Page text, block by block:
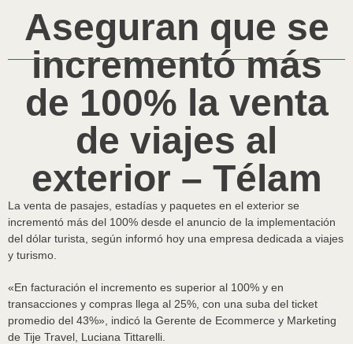
Aseguran que se
incrementó más
de 100% la venta
de viajes al
exterior – Télam
La venta de pasajes, estadías y paquetes en el exterior se
incrementó más del 100% desde el anuncio de la implementación
del dólar turista, según informó hoy una empresa dedicada a viajes
y turismo.
«En facturación el incremento es superior al 100% y en
transacciones y compras llega al 25%, con una suba del ticket
promedio del 43%», indicó la Gerente de Ecommerce y Marketing
de Tije Travel, Luciana Tittarelli.